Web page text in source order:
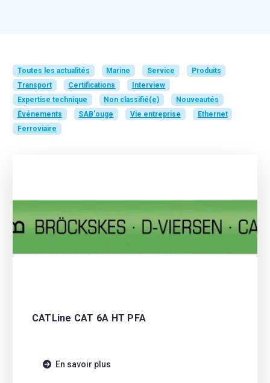
Toutes les actualités Marine Service
Produits
Transport
Certifications
Interview
Expertise technique
Non classifié(e)
Nouveautés
Événements
SAB'ouge Vie entreprise
Ethernet
Ferroviaire
CATLine CAT 6A HT PFA
En savoir plus